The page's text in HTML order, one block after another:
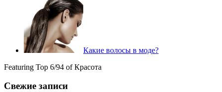
Какие волосы в моде?
Featuring Top 6/94 of Красота
Свежие записи